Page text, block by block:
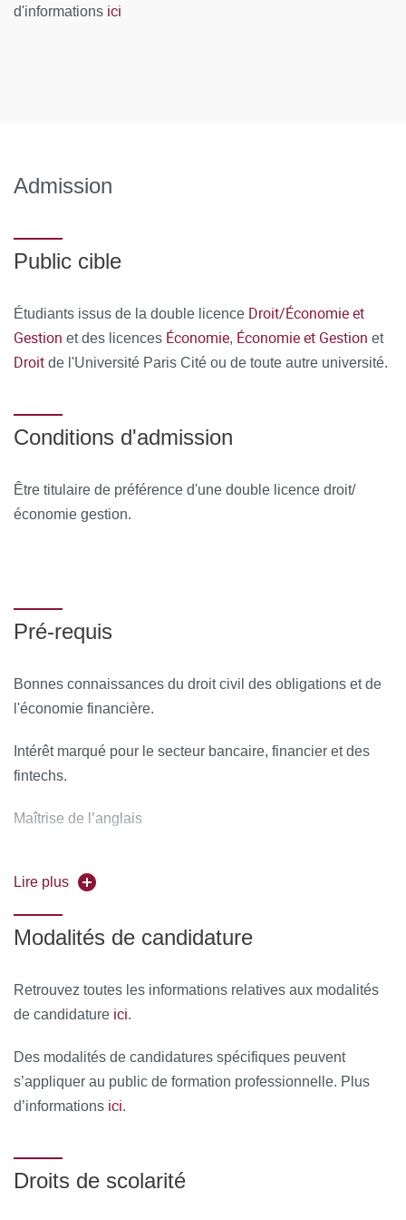
d'informations ici
Admission
Public cible
Étudiants issus de la double licence Droit/Économie et
Gestion et des licences Économie, Économie et Gestion et
Droit de l'Université Paris Cité ou de toute autre université.
Conditions d'admission
Être titulaire de préférence d'une double licence droit/
économie gestion.
Pré-requis
Bonnes connaissances du droit civil des obligations et de
l'économie financière.
Intérêt marqué pour le secteur bancaire, financier et des
fintechs.
Maîtrise de l’anglais
Lire plus
Modalités de candidature
Retrouvez toutes les informations relatives aux modalités
de candidature ici.
Des modalités de candidatures spécifiques peuvent
s’appliquer au public de formation professionnelle. Plus
d’informations ici.
Droits de scolarité